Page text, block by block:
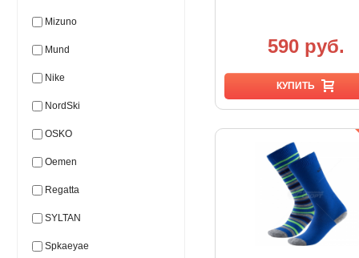
Mizuno
Mund
Nike
NordSki
OSKO
Oemen
Regatta
SYLTAN
Spkaeyae
590 руб.
КУПИТЬ